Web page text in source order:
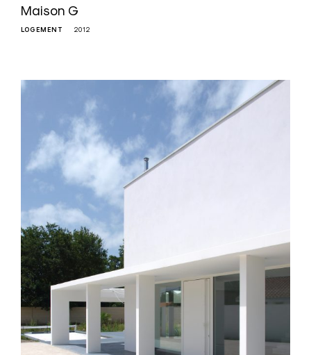
Maison G
LOGEMENT 2012